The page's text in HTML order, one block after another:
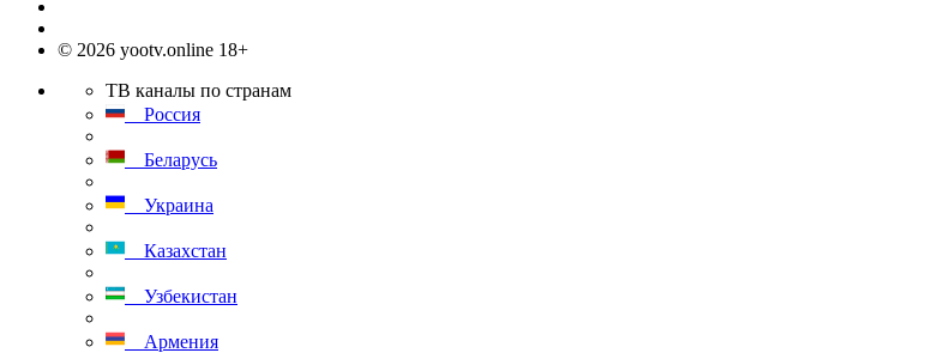
© 2026 yootv.online 18+
ТВ каналы по странам
Россия
Беларусь
Украина
Казахстан
Узбекистан
Армения